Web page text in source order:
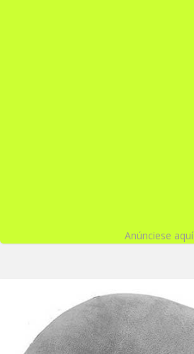
Anúnciese aquí